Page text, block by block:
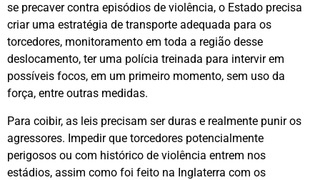
se precaver contra episódios de violência, o Estado precisa
criar uma estratégia de transporte adequada para os
torcedores, monitoramento em toda a região desse
deslocamento, ter uma polícia treinada para intervir em
possíveis focos, em um primeiro momento, sem uso da
força, entre outras medidas.
Para coibir, as leis precisam ser duras e realmente punir os
agressores. Impedir que torcedores potencialmente
perigosos ou com histórico de violência entrem nos
estádios, assim como foi feito na Inglaterra com os